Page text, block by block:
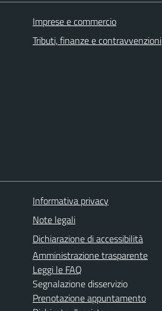
Imprese e commercio
Tributi, finanze e contravvenzioni
Informativa privacy
Note legali
Dichiarazione di accessibilità
Amministrazione trasparente
Leggi le FAQ
Segnalazione disservizio
Prenotazione appuntamento